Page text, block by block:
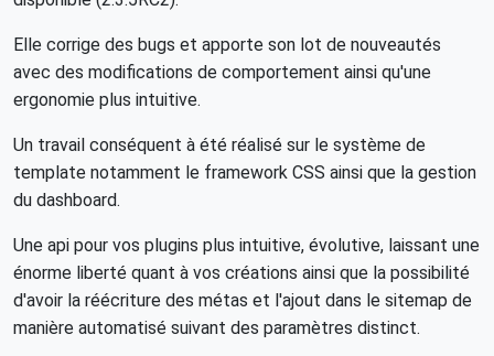
Elle corrige des bugs et apporte son lot de nouveautés
avec des modifications de comportement ainsi qu'une
ergonomie plus intuitive.
Un travail conséquent à été réalisé sur le système de
template notamment le framework CSS ainsi que la gestion
du dashboard.
Une api pour vos plugins plus intuitive, évolutive, laissant une
énorme liberté quant à vos créations ainsi que la possibilité
d'avoir la réécriture des métas et l'ajout dans le sitemap de
manière automatisé suivant des paramètres distinct.